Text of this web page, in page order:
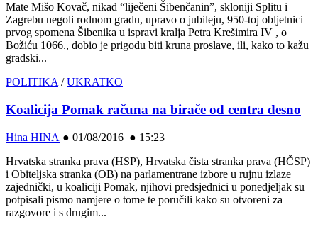
Mate Mišo Kovač, nikad “liječeni Šibenčanin”, skloniji Splitu i
Zagrebu negoli rodnom gradu, upravo o jubileju, 950-toj obljetnici
prvog spomena Šibenika u ispravi kralja Petra Krešimira IV , o
Božiću 1066., dobio je prigodu biti kruna proslave, ili, kako to kažu
gradski...
POLITIKA/UKRATKO
Koalicija Pomak računa na birače od centra desno
Hina HINA ● 01/08/2016 ● 15:23
Hrvatska stranka prava (HSP), Hrvatska čista stranka prava (HČSP)
i Obiteljska stranka (OB) na parlamentrane izbore u rujnu izlaze
zajednički, u koaliciji Pomak, njihovi predsjednici u ponedjeljak su
potpisali pismo namjere o tome te poručili kako su otvoreni za
razgovore i s drugim...